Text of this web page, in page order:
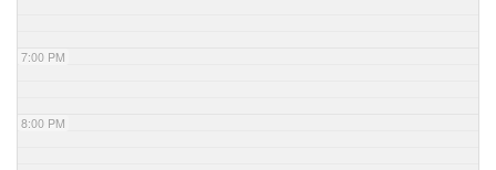
7:00 PM
8:00 PM